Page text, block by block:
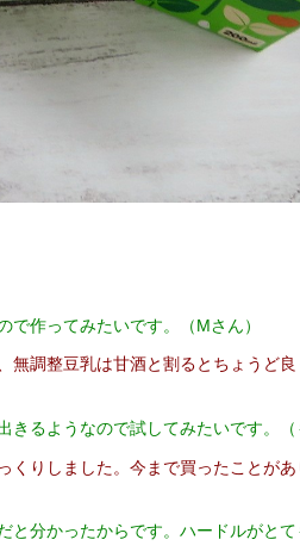
作ってみたいです。（Mさん）
無調整豆乳は甘酒と割るとちょうど
るようなので試してみたいです。（
りしました。今まで買ったことがあ
分かったからです。ハードルがとて